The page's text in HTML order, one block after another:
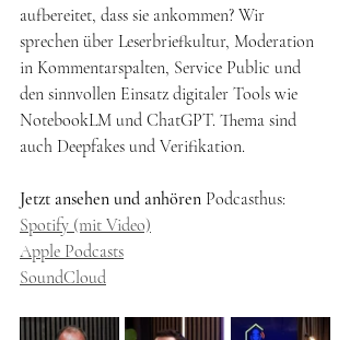
aufbereitet, dass sie ankommen? Wir
sprechen über Leserbriefkultur, Moderation
in Kommentarspalten, Service Public und
den sinnvollen Einsatz digitaler Tools wie
NotebookLM und ChatGPT. Thema sind
auch Deepfakes und Verifikation.
Jetzt ansehen und anhören Podcasthus:
Spotify (mit Video)
Apple Podcasts
SoundCloud